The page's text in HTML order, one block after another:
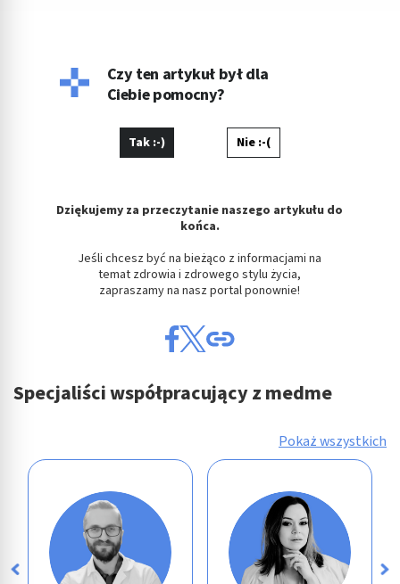
Czy ten artykuł był dla
Ciebie pomocny?
Tak :-) Nie :-(
Dziękujemy za przeczytanie naszego artykułu do
końca.
Jeśli chcesz być na bieżąco z informacjami na
temat zdrowia i zdrowego stylu życia,
zapraszamy na nasz portal ponownie!
Specjaliści współpracujący z medme
Pokaż wszystkich